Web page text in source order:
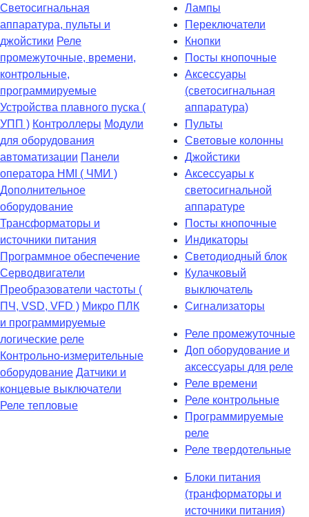
Светосигнальная
аппаратура, пульты и
джойстики Реле
промежуточные, времени,
контрольные,
программируемые
Устройства плавного пуска (
УПП ) Контроллеры Модули
для оборудования
автоматизации Панели
оператора HMI ( ЧМИ )
Дополнительное
оборудование
Транcформаторы и
источники питания
Программное обеспечение
Серводвигатели
Преобразователи частоты (
ПЧ, VSD, VFD ) Микро ПЛК
и программируемые
логические реле
Контрольно-измерительные
оборудование Датчики и
концевые выключатели
Реле тепловые
Лампы
Переключатели
Кнопки
Посты кнопочные
Аксессуары
(светосигнальная
аппаратура)
Пульты
Световые колонны
Джойстики
Аксессуары к
светосигнальной
аппаратуре
Посты кнопочные
Индикаторы
Светодиодный блок
Кулачковый
выключатель
Сигнализаторы
Реле промежуточные
Доп оборудование и
аксессуары для реле
Реле времени
Реле контрольные
Программируемые
реле
Реле твердотельные
Блоки питания
(транформаторы и
источники питания)